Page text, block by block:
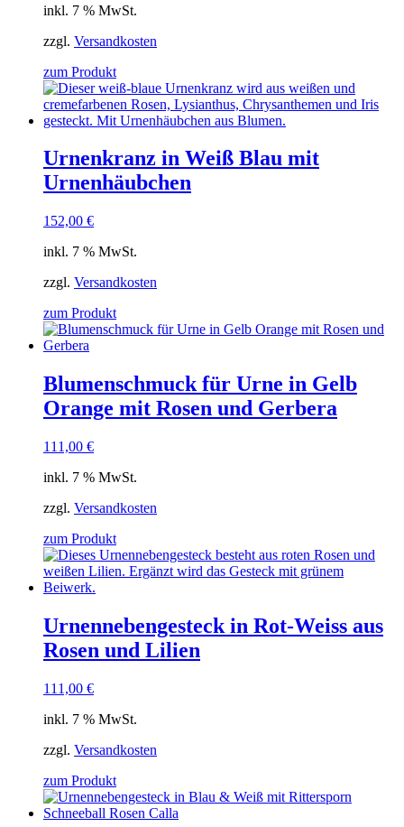
inkl. 7 % MwSt.
zzgl. Versandkosten
zum Produkt
Urnenkranz in Weiß Blau mit
Urnenhäubchen
152,00 €
inkl. 7 % MwSt.
zzgl. Versandkosten
zum Produkt
Blumenschmuck für Urne in Gelb
Orange mit Rosen und Gerbera
111,00 €
inkl. 7 % MwSt.
zzgl. Versandkosten
zum Produkt
Urnennebengesteck in Rot-Weiss aus
Rosen und Lilien
111,00 €
inkl. 7 % MwSt.
zzgl. Versandkosten
zum Produkt